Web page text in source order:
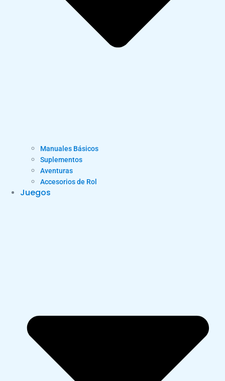
Manuales Básicos
Suplementos
Aventuras
Accesorios de Rol
Juegos